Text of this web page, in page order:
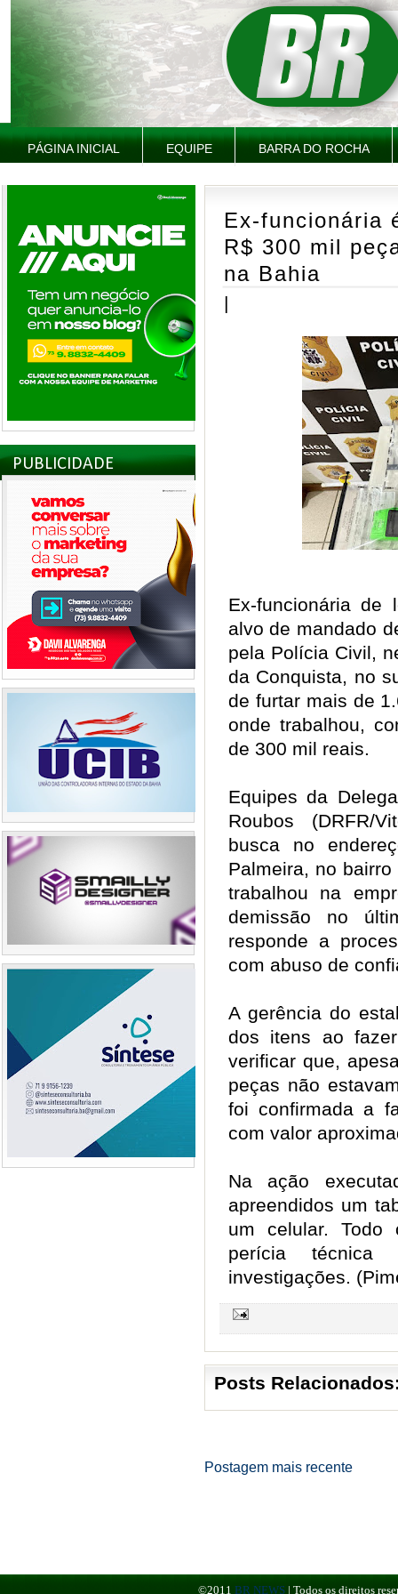
PÁGINA INICIAL EQUIPE BARRA DO ROCHA
PUBLICIDADE
Ex-funcionária
R$ 300 mil
na Bahia
|
Ex-funcionária de
alvo de mandado
pela Polícia Civil,
da Conquista, no
de furtar mais de
onde trabalhou,
de 300 mil reais.
Equipes da
Roubos (DRFR/
busca no
Palmeira, no
trabalhou na
demissão no
responde a
com abuso de
A gerência do
dos itens ao
verificar que,
peças não
foi confirmada a
com valor
Na ação
apreendidos um
um celular. Todo
perícia técnica
investigações.
Posts
Postagem mais recente
©2011 BR NEWS | Todos os direitos